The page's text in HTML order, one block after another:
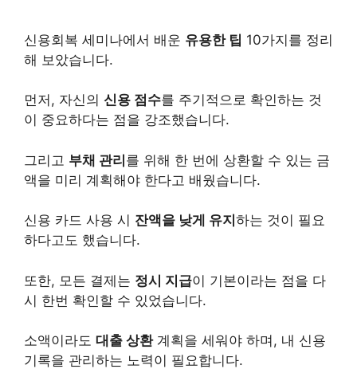
신용회복 세미나에서 배운 유용한 팁 10가지를 정리
해 보았습니다.
먼저, 자신의 신용 점수를 주기적으로 확인하는 것
이 중요하다는 점을 강조했습니다.
그리고 부채 관리를 위해 한 번에 상환할 수 있는 금
액을 미리 계획해야 한다고 배웠습니다.
신용 카드 사용 시 잔액을 낮게 유지 하는 것이 필요
하다고도 했습니다.
또한, 모든 결제는 정시 지급이 기본이라는 점을 다
시 한번 확인할 수 있었습니다.
소액이라도 대출 상환계획을 세워야 하며, 내 신용
기록을 관리하는 노력이 필요합니다.